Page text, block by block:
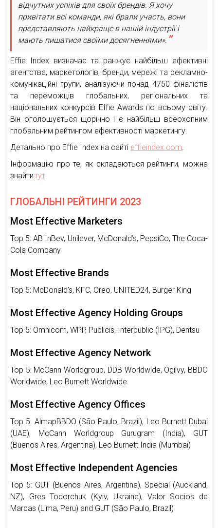
відчутних успіхів для своїх брендів. Я хочу
привітати всі команди, які брали участь, вони
представляють найкраще в нашій індустрії і
мають пишатися своїми досягненнями».
Effie Index визначає та ранжує найбільш ефективні
агентства, маркетологів, бренди, мережі та рекламно-
комунікаційні групи, аналізуючи понад 4750 фіналістів
та переможців глобальних, регіональних та
національних конкурсів Effie Awards по всьому світу.
Він оголошується щорічно і є найбільш всеохопним
глобальним рейтингом ефективності маркетингу.
Детально про Effie Index на сайті effieindex.com.
Інформацію про те, як складаються рейтинги, можна
знайтитут.
ГЛОБАЛЬНІ РЕЙТИНГИ 2023
Most Effective Marketers
Top 5: AB InBev, Unilever, McDonald’s, PepsiCo, The Coca-
Cola Company
Most Effective Brands
Top 5: McDonald’s, KFC, Oreo, UNITED24, Burger King
Most Effective Agency Holding Groups
Top 5: Omnicom, WPP, Publicis, Interpublic (IPG), Dentsu
Most Effective Agency Network
Top 5: McCann Worldgroup, DDB Worldwide, Ogilvy, BBDO
Worldwide, Leo Burnett Worldwide
Most Effective Agency Offices
Top 5: AlmapBBDO (São Paulo, Brazil), Leo Burnett Dubai
(UAE), McCann Worldgroup Gurugram (India), GUT
(Buenos Aires, Argentina), Leo Burnett India (Mumbai)
Most Effective Independent Agencies
Top 5: GUT (Buenos Aires, Argentina), Special (Auckland,
NZ), Gres Todorchuk (Kyiv, Ukraine), Valor Socios de
Marcas (Lima, Peru) and GUT (São Paulo, Brazil)